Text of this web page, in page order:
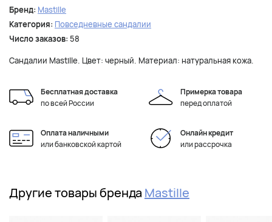
Бренд: Mastille
Категория: Повседневные сандалии
Число заказов: 58
Сандалии Mastille. Цвет: черный. Материал: натуральная кожа.
Бесплатная доставка
по всей России
Примерка товара
перед оплатой
Оплата наличными
или банковской картой
Онлайн кредит
или рассрочка
Другие товары бренда Mastille